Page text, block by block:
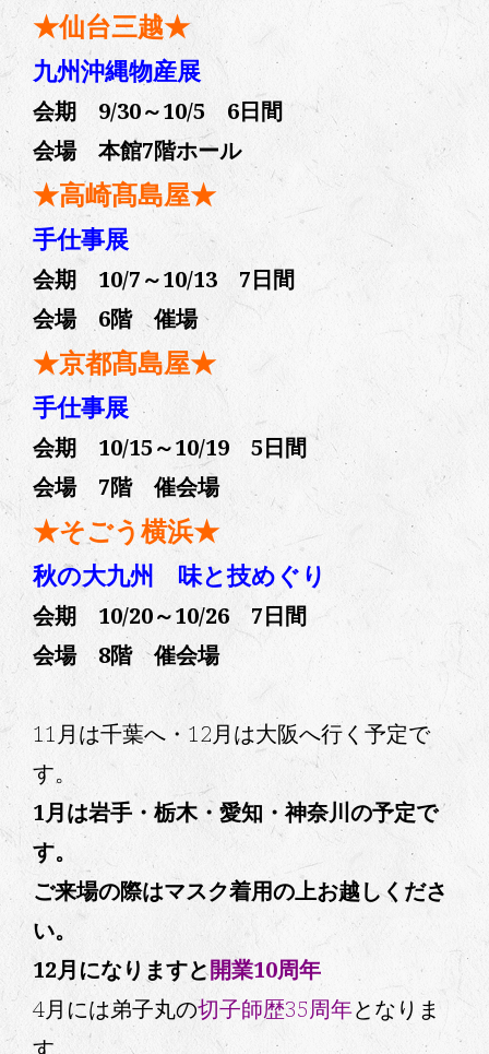
★仙台三越★
九州沖縄物産展
会期 9/30～10/5 6日間
会場 本館7階ホール
★高崎髙島屋★
手仕事展
会期 10/7～10/13 7日間
会場 6階 催場
★京都髙島屋★
手仕事展
会期 10/15～10/19 5日間
会場 7階 催会場
★そごう横浜★
秋の大九州 味と技めぐり
会期 10/20～10/26 7日間
会場 8階 催会場
11月は千葉へ・12月は大阪へ行く予定で
す。
1月は岩手・栃木・愛知・神奈川の予定で
す。
ご来場の際はマスク着用の上お越しくださ
い。
12月になりますと開業10周年
4月には弟子丸の切子師歴35周年となりま